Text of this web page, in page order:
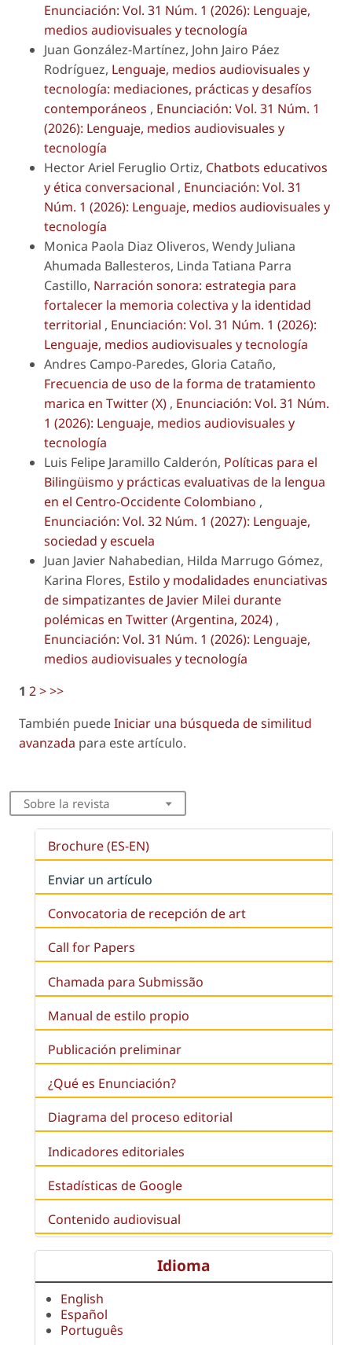
Enunciación: Vol. 31 Núm. 1 (2026): Lenguaje,
medios audiovisuales y tecnología
Juan González-Martínez, John Jairo Páez
Rodríguez, Lenguaje, medios audiovisuales y
tecnología: mediaciones, prácticas y desafíos
contemporáneos , Enunciación: Vol. 31 Núm. 1
(2026): Lenguaje, medios audiovisuales y
tecnología
Hector Ariel Feruglio Ortiz, Chatbots educativos
y ética conversacional , Enunciación: Vol. 31
Núm. 1 (2026): Lenguaje, medios audiovisuales y
tecnología
Monica Paola Diaz Oliveros, Wendy Juliana
Ahumada Ballesteros, Linda Tatiana Parra
Castillo, Narración sonora: estrategia para
fortalecer la memoria colectiva y la identidad
territorial , Enunciación: Vol. 31 Núm. 1 (2026):
Lenguaje, medios audiovisuales y tecnología
Andres Campo-Paredes, Gloria Cataño,
Frecuencia de uso de la forma de tratamiento
marica en Twitter (X) , Enunciación: Vol. 31 Núm.
1 (2026): Lenguaje, medios audiovisuales y
tecnología
Luis Felipe Jaramillo Calderón, Políticas para el
Bilingüismo y prácticas evaluativas de la lengua
en el Centro-Occidente Colombiano ,
Enunciación: Vol. 32 Núm. 1 (2027): Lenguaje,
sociedad y escuela
Juan Javier Nahabedian, Hilda Marrugo Gómez,
Karina Flores, Estilo y modalidades enunciativas
de simpatizantes de Javier Milei durante
polémicas en Twitter (Argentina, 2024) ,
Enunciación: Vol. 31 Núm. 1 (2026): Lenguaje,
medios audiovisuales y tecnología
1 2>>>
También puedeIniciar una búsqueda de similitud
avanzada para este artículo.
Sobre la revista
Brochure (ES-EN)
Enviar un artículo
Convocatoria de recepción de art
Call for Papers
Chamada para Submissão
Manual de estilo propio
Publicación preliminar
¿Qué es Enunciación?
Diagrama del proceso editorial
Indicadores editoriales
Estadísticas de Google
Contenido audiovisual
Idioma
English
Español
Português